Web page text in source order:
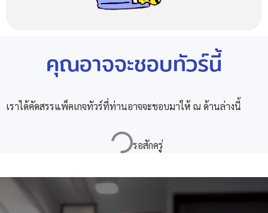
คุณอาจจะชอบทัวร์นี้
เราได้คัดสรรแพ็คเกจทัวร์ที่ท่านอาจจะชอบมาให้ ณ ด้านล่างนี้